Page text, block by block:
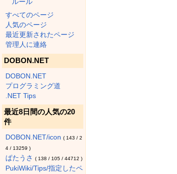
ルール
すべてのページ
人気のページ
最近更新されたページ
管理人に連絡
DOBON.NET
DOBON.NET
プログラミング道
.NET Tips
最近8日間の人気の20
件
DOBON.NET/icon ( 143 / 2
4/ 13259 )
ぱたうさ ( 138 / 105/ 44712 )
PukiWiki/Tips/指定したペ